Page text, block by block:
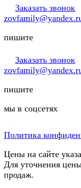
Заказать звонок
пишите
Заказать звонок
пишите
мы в соцсетях
Политика
Цены на сайте
Для уточнения
продаж.